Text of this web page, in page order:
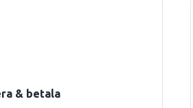
& betala